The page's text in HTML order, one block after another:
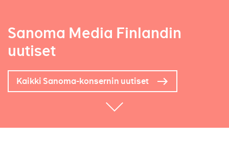
Sanoma Media Finlandin
uutiset
Kaikki Sanoma-konsernin uutiset